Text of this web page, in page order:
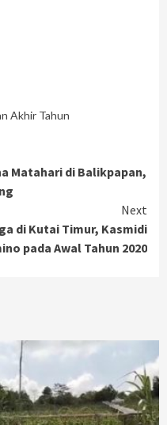
Akhir Tahun
Matahari di Balikpapan,
Next
di Kutai Timur, Kasmidi
pada Awal Tahun 2020